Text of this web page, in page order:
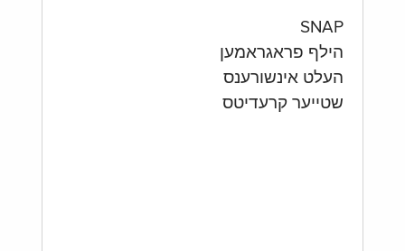
SNAP
הילף פראגראמען
העלט אינשורענס
שטייער קרעדיטס